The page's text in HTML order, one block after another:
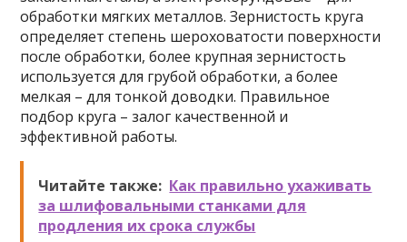
обработки мягких металлов. Зернистость круга
определяет степень шероховатости поверхности
после обработки, более крупная зернистость
используется для грубой обработки, а более
мелкая – для тонкой доводки. Правильное
подбор круга – залог качественной и
эффективной работы.
Читайте также: Как правильно ухаживать
за шлифовальными станками для
продления их срока службы